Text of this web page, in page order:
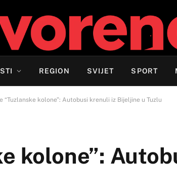
REGION SVIJET SPORT
“Tuzlanske kolone”: Autobusi krenuli iz Bijeljine u Tuzlu
kolone”: